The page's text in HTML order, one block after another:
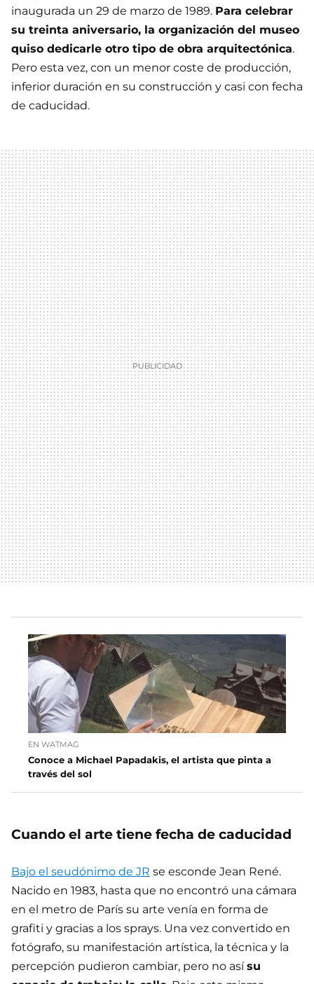
inaugurada un 29 de marzo de 1989. Para celebrar
su treinta aniversario, la organización del museo
quiso dedicarle otro tipo de obra arquitectónica.
Pero esta vez, con un menor coste de producción,
inferior duración en su construcción y casi con fecha
de caducidad.
EN WATMAG
Conoce a Michael Papadakis, el artista que pinta a
través del sol
Cuando el arte tiene fecha de caducidad
Bajo el seudónimo de JR se esconde Jean René.
Nacido en 1983, hasta que no encontró una cámara
en el metro de París su arte venía en forma de
grafiti y gracias a los sprays. Una vez convertido en
fotógrafo, su manifestación artística, la técnica y la
percepción pudieron cambiar, pero no asísu